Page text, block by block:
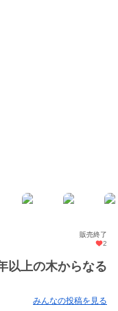
販売終了
2
以上の木からなる
みんなの投稿を見る